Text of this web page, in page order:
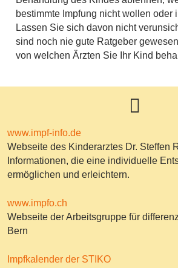
bestimmte Impfung nicht wollen oder
Lassen Sie sich davon nicht
sind noch nie gute Ratgeber
von welchen Ärzten Sie Ihr Kind
www.impf-info.de
Webseite des Kinderarztes Dr. Steffen
Informationen, die eine individuelle
ermöglichen und erleichtern.
www.impfo.ch
Webseite der Arbeitsgruppe für
Bern
Impfkalender der STIKO